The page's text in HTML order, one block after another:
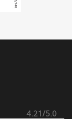
4.21/5.0